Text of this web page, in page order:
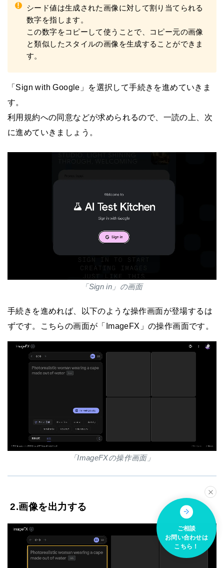
!
シード値は生成された画像に対して割り当てられる
数字を指します。
この数字をコピーして使うことで、コピー元の画像
と類似したスタイルの画像を生成することができま
す。
「Sign with Google」を選択して手続きを進めていきま
す。
利用規約への同意などが求められるので、一読の上、次
に進めていきましょう。
「Sign in」の画面
手続きを進めれば、以下のような操作画面が登場するは
ずです。こちらの画面が「ImageFX」の操作画面です。
「ImageFXの操作画面」
2.画像を出力する
ご相談
お問い合わせは
こちら！